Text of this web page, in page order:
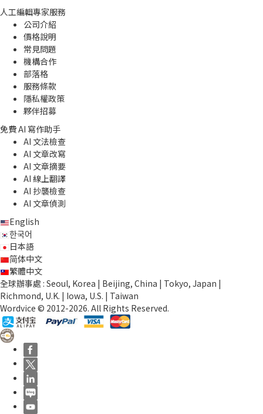
人工編輯專家服務
公司介紹
價格說明
常見問題
機構合作
部落格
服務條款
隱私權政策
夥伴招募
免費 AI 寫作助手
AI 文法檢查
AI 文章改寫
AI 文章摘要
AI 線上翻譯
AI 抄襲檢查
AI 文章偵測
English
한국어
日本語
简体中文
繁體中文
全球辦事處 : Seoul, Korea | Beijing, China | Tokyo, Japan |
Richmond, U.K. | Iowa, U.S. | Taiwan
Wordvice © 2012-2026. All Rights Reserved.